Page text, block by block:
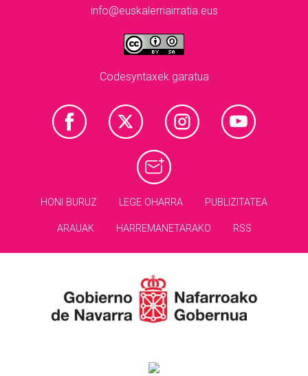
info@euskalerriairratia.eus
Codesyntaxek garatua
HONI BURUZ LEGE OHARRA PUBLIZITATEA
ARAUAK HARREMANETARAKO RSS